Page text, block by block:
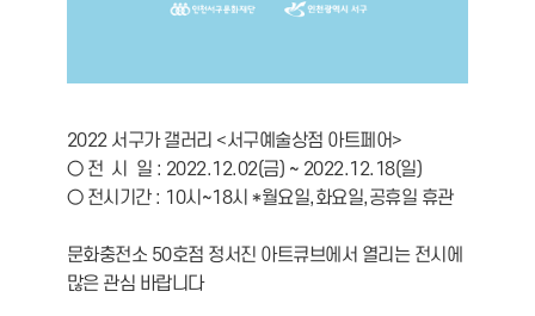
2022 서구가 갤러리 <서구예술상점 아트페어>
○ 전 시 일 : 2022.12.02(금) ~ 2022.12.18(일)
○ 전시기간 : 10시~18시 *월요일,화요일,공휴일 휴관
문화충전소 50호점 정서진 아트큐브에서 열리는 전시에
많은 관심 바랍니다